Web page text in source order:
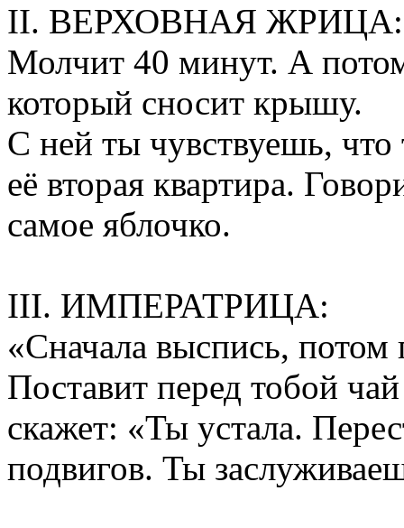
II. ВЕРХОВНАЯ ЖРИЦА:
Молчит 40 минут. А
который сносит крышу.
С ней ты чувствуешь,
её вторая квартира.
самое яблочко.
III. ИМПЕРАТРИЦА:
«Сначала выспись, потом
Поставит перед тобой
скажет: «Ты устала.
подвигов. Ты